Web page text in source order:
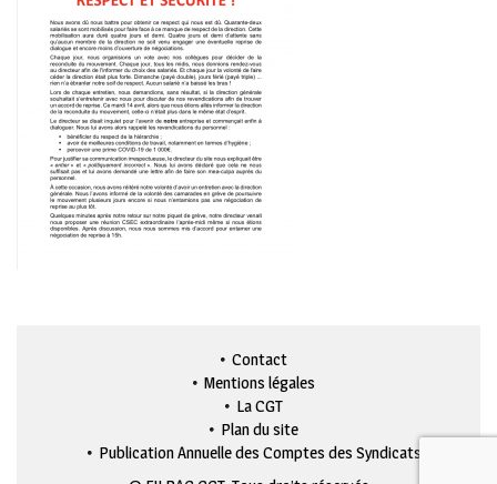
Contact
Mentions légales
La CGT
Plan du site
Publication Annuelle des Comptes des Syndicats